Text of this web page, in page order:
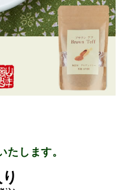
たします。